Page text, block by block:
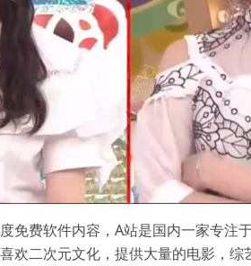
免费软件内容，A站是国内一家专注
欢二次元文化，提供大量的电影，综